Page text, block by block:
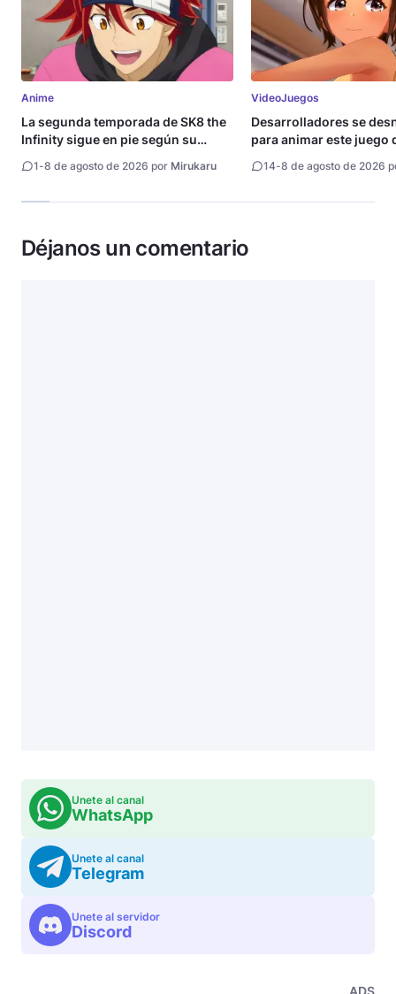
Anime
La segunda temporada de SK8 the
Infinity sigue en pie según su
1-8 de agosto de 2026 por Mirukaru
VideoJuegos
Desarrolladores se
para animar este juego
14-8 de agosto de 2026
Déjanos un comentario
Unete al canal
WhatsApp
Unete al canal
Telegram
Unete al servidor
Discord
ADS